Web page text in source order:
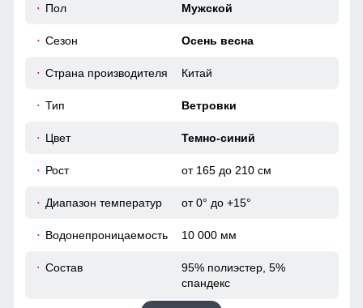
Пол Мужской
Сезон Осень весна
Страна производителя Китай
Тип Ветровки
Цвет Темно-синий
Рост от 165 до 210 см
Диапазон температур от 0° до +15°
Водонепроницаемость 10 000 мм
Состав
95% полиэстер, 5%
спандекс